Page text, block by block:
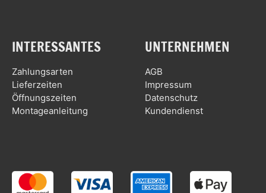
INTERESSANTES
Zahlungsarten
Lieferzeiten
Öffnungszeiten
Montageanleitung
UNTERNEHMEN
AGB
Impressum
Datenschutz
Kundendienst